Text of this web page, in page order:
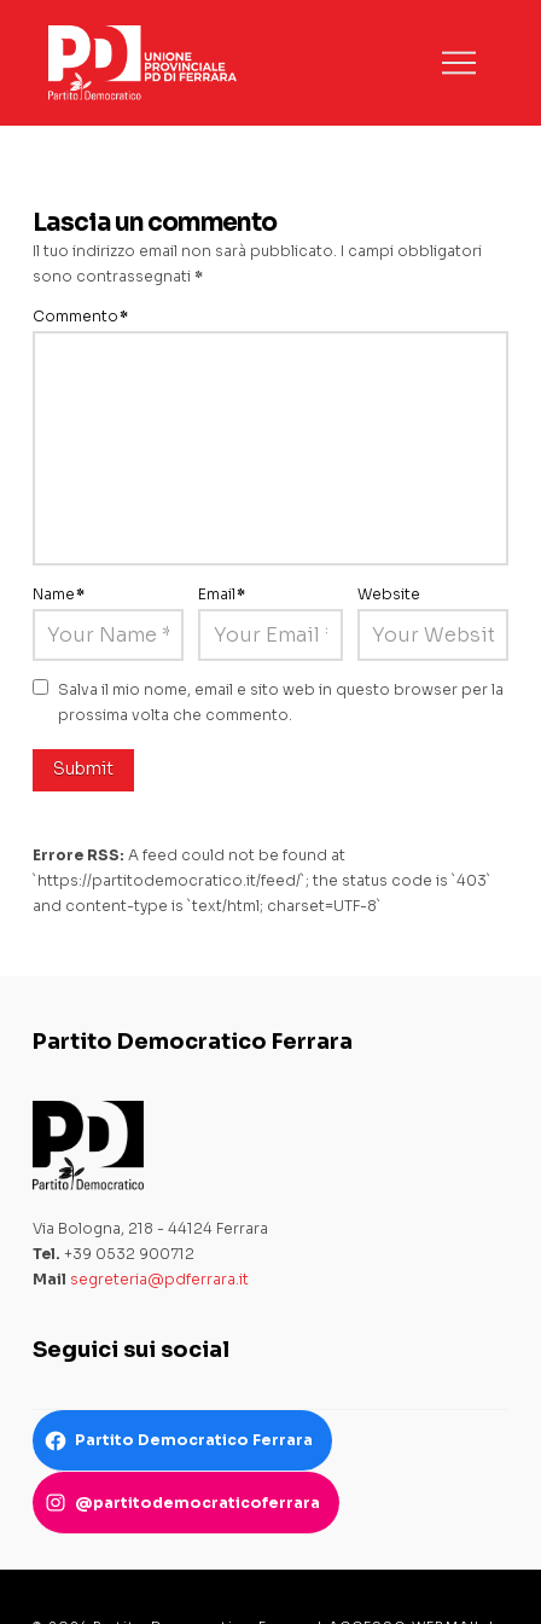
Lascia un commento
Il tuo indirizzo email non sarà pubblicato. I campi obbligatori
sono contrassegnati *
Commento*
Name* Email* Website
Salva il mio nome, email e sito web in questo browser per la
prossima volta che commento.
Errore RSS: A feed could not be found at
`https://partitodemocratico.it/feed/`; the status code is `403`
and content-type is `text/html; charset=UTF-8`
Partito Democratico Ferrara
Via Bologna, 218 - 44124 Ferrara
Tel. +39 0532 900712
Mail segreteria@pdferrara.it
Seguici sui social
Partito Democratico Ferrara
@partitodemocraticoferrara